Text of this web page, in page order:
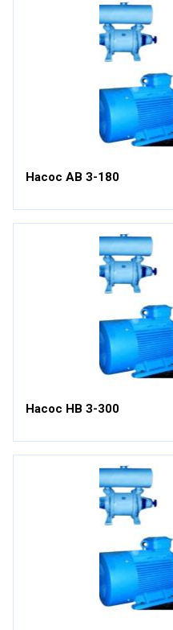
Насос АВ З-180
Насос НВ З-300